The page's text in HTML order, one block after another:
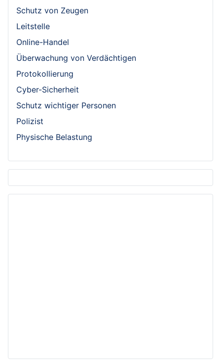
Schutz von Zeugen
Leitstelle
Online-Handel
Überwachung von Verdächtigen
Protokollierung
Cyber-Sicherheit
Schutz wichtiger Personen
Polizist
Physische Belastung